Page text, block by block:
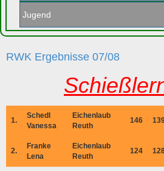
Jugend
RWK Ergebnisse 07/08
1.
Schedl
Vanessa
Eichenlaub
Reuth
146
2.
Franke
Lena
Eichenlaub
Reuth
124